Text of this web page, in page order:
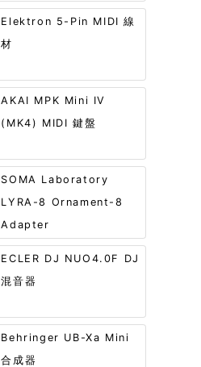
Elektron 5-Pin MIDI 線
材
AKAI MPK Mini IV
(MK4) MIDI 鍵盤
SOMA Laboratory
LYRA-8 Ornament-8
Adapter
ECLER DJ NUO4.0F DJ
混音器
Behringer UB-Xa Mini
合成器